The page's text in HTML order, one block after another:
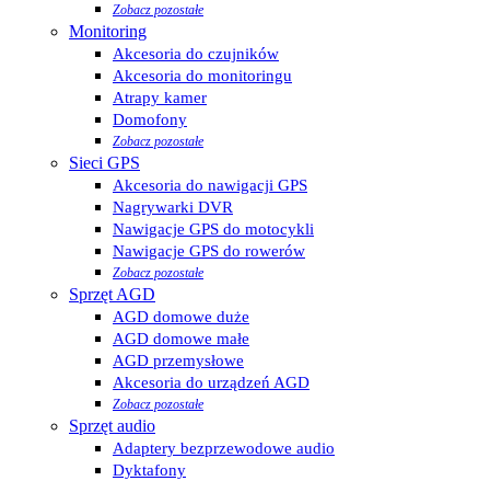
Zobacz pozostałe
Monitoring
Akcesoria do czujników
Akcesoria do monitoringu
Atrapy kamer
Domofony
Zobacz pozostałe
Sieci GPS
Akcesoria do nawigacji GPS
Nagrywarki DVR
Nawigacje GPS do motocykli
Nawigacje GPS do rowerów
Zobacz pozostałe
Sprzęt AGD
AGD domowe duże
AGD domowe małe
AGD przemysłowe
Akcesoria do urządzeń AGD
Zobacz pozostałe
Sprzęt audio
Adaptery bezprzewodowe audio
Dyktafony